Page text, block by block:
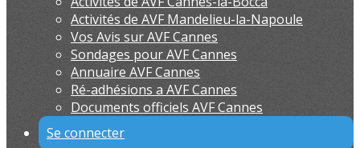
Activités de AVF Mandelieu-la-Napoule
Vos Avis sur AVF Cannes
Sondages pour AVF Cannes
Annuaire AVF Cannes
Ré-adhésions a AVF Cannes
Documents officiels AVF Cannes
Se connecter